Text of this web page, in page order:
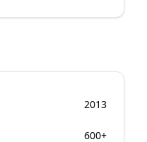
2013
600+